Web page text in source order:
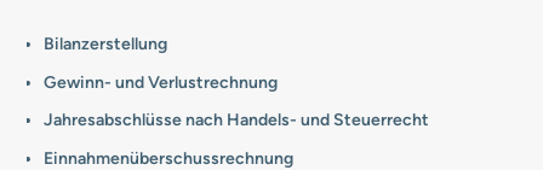
Bilanzerstellung
Gewinn- und Verlustrechnung
Jahresabschlüsse nach Handels- und Steuerrecht
Einnahmenüberschussrechnung